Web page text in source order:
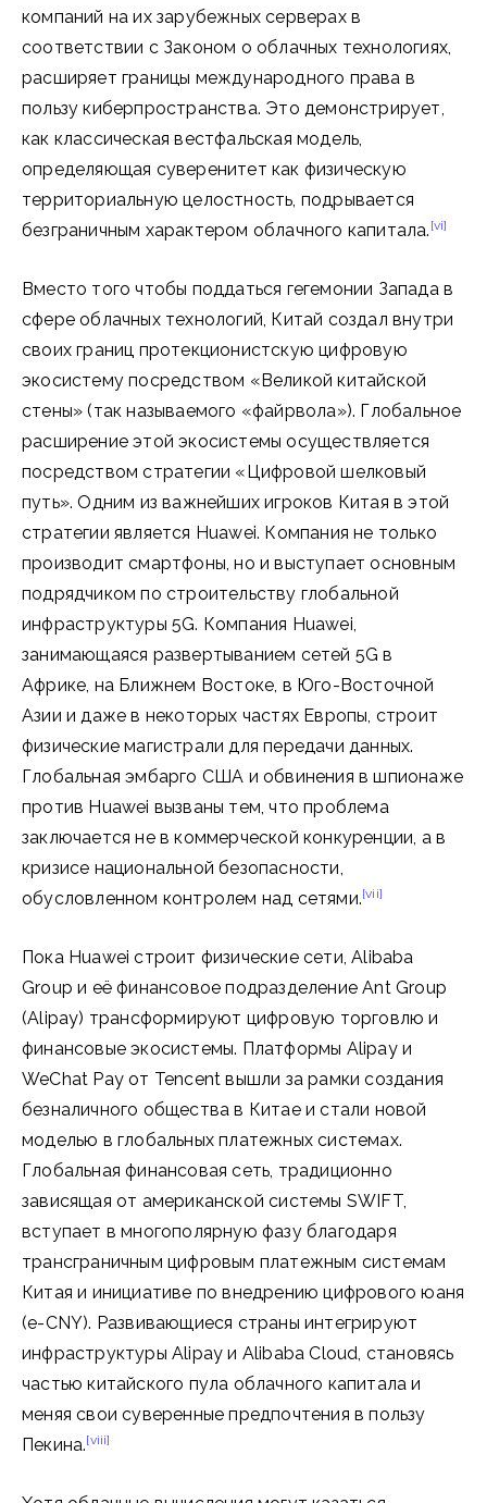
компаний на их зарубежных серверах в
соответствии с Законом о облачных технологиях,
расширяет границы международного права в
пользу киберпространства. Это демонстрирует,
как классическая вестфальская модель,
определяющая суверенитет как физическую
территориальную целостность, подрывается
безграничным характером облачного капитала. [vi]
Вместо того чтобы поддаться гегемонии Запада в
сфере облачных технологий, Китай создал внутри
своих границ протекционистскую цифровую
экосистему посредством «Великой китайской
стены» (так называемого «файрвола»). Глобальное
расширение этой экосистемы осуществляется
посредством стратегии «Цифровой шелковый
путь». Одним из важнейших игроков Китая в этой
стратегии является Huawei. Компания не только
производит смартфоны, но и выступает основным
подрядчиком по строительству глобальной
инфраструктуры 5G. Компания Huawei,
занимающаяся развертыванием сетей 5G в
Африке, на Ближнем Востоке, в Юго-Восточной
Азии и даже в некоторых частях Европы, строит
физические магистрали для передачи данных.
Глобальная эмбарго США и обвинения в шпионаже
против Huawei вызваны тем, что проблема
заключается не в коммерческой конкуренции, а в
кризисе национальной безопасности,
обусловленном контролем над сетями.[vii]
Пока Huawei строит физические сети, Alibaba
Group и её финансовое подразделение Ant Group
(Alipay) трансформируют цифровую торговлю и
финансовые экосистемы. Платформы Alipay и
WeChat Pay от Tencent вышли за рамки создания
безналичного общества в Китае и стали новой
моделью в глобальных платежных системах.
Глобальная финансовая сеть, традиционно
зависящая от американской системы SWIFT,
вступает в многополярную фазу благодаря
трансграничным цифровым платежным системам
Китая и инициативе по внедрению цифрового юаня
(e-CNY). Развивающиеся страны интегрируют
инфраструктуры Alipay и Alibaba Cloud, становясь
частью китайского пула облачного капитала и
меняя свои суверенные предпочтения в пользу
Пекина.[viii]